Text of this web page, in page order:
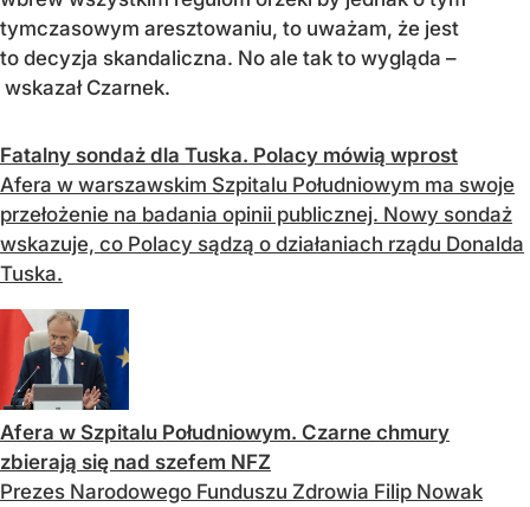
tymczasowym aresztowaniu, to uważam, że jest
to decyzja skandaliczna. No ale tak to wygląda –
wskazał Czarnek.
Fatalny sondaż dla Tuska. Polacy mówią wprost
Afera w warszawskim Szpitalu Południowym ma swoje
przełożenie na badania opinii publicznej. Nowy sondaż
wskazuje, co Polacy sądzą o działaniach rządu Donalda
Tuska.
Afera w Szpitalu Południowym. Czarne chmury
zbierają się nad szefem NFZ
Prezes Narodowego Funduszu Zdrowia Filip Nowak